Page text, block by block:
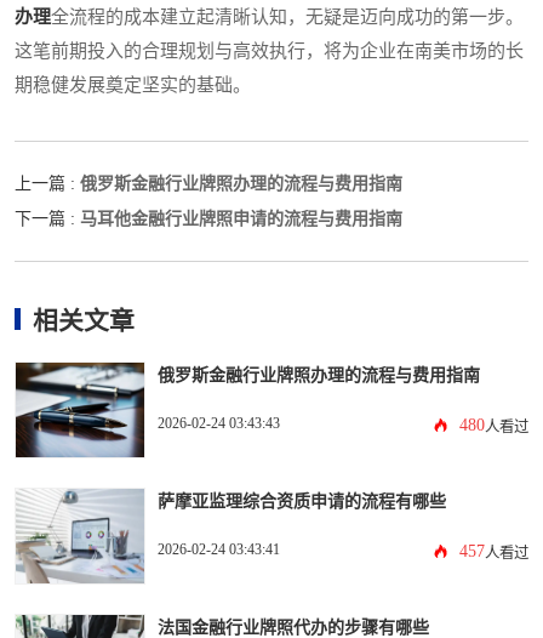
办理全流程的成本建立起清晰认知，无疑是迈向成功的第一步。
这笔前期投入的合理规划与高效执行，将为企业在南美市场的长
期稳健发展奠定坚实的基础。
上一篇 : 俄罗斯金融行业牌照办理的流程与费用指南
下一篇 : 马耳他金融行业牌照申请的流程与费用指南
相关文章
俄罗斯金融行业牌照办理的流程与费用指南
2026-02-24 03:43:43 480人看过
萨摩亚监理综合资质申请的流程有哪些
2026-02-24 03:43:41 457人看过
法国金融行业牌照代办的步骤有哪些